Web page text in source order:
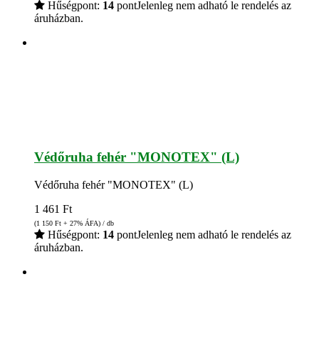
Hűségpont: 14 pontJelenleg nem adható le rendelés az
áruházban.
Védőruha fehér "MONOTEX" (L)
Védőruha fehér "MONOTEX" (L)
1 461 Ft
(1 150 Ft + 27% ÁFA) / db
Hűségpont: 14 pontJelenleg nem adható le rendelés az
áruházban.